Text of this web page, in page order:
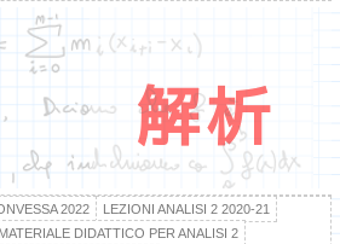
2022
LEZIONI ANALISI 2 2020-21
MATERIALE DIDATTICO PER ANALISI 2